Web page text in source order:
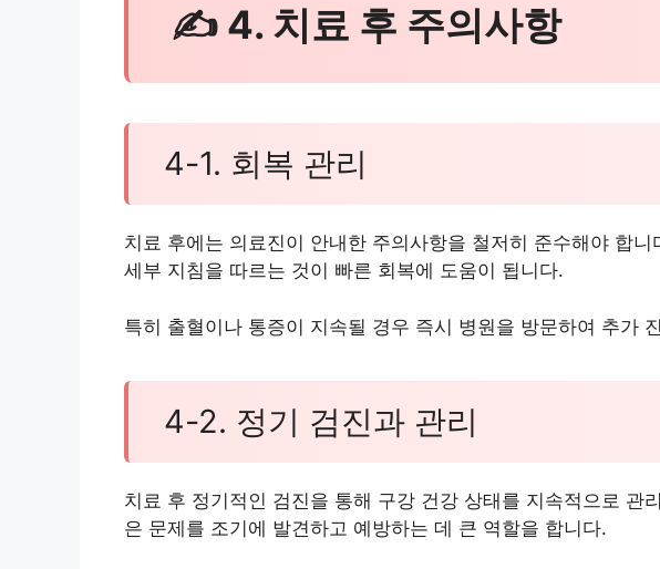
✍ 4. 치료 후 주의사항
4-1. 회복 관리
치료 후에는 의료진이 안내한 주의사항을 철저히 준수해야 합
세부 지침을 따르는 것이 빠른 회복에 도움이 됩니다.
특히 출혈이나 통증이 지속될 경우 즉시 병원을 방문하여 추가
4-2. 정기 검진과 관리
치료 후 정기적인 검진을 통해 구강 건강 상태를 지속적으로 관
은 문제를 조기에 발견하고 예방하는 데 큰 역할을 합니다.